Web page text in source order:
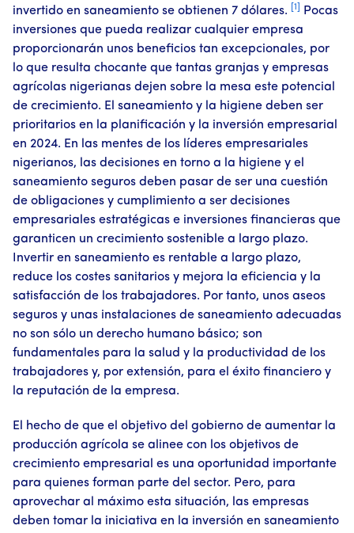
invertido en saneamiento se obtienen 7 dólares.
[1]
Pocas
inversiones que pueda realizar cualquier empresa
proporcionarán unos beneficios tan excepcionales, por
lo que resulta chocante que tantas granjas y empresas
agrícolas nigerianas dejen sobre la mesa este potencial
de crecimiento. El saneamiento y la higiene deben ser
prioritarios en la planificación y la inversión empresarial
en 2024. En las mentes de los líderes empresariales
nigerianos, las decisiones en torno a la higiene y el
saneamiento seguros deben pasar de ser una cuestión
de obligaciones y cumplimiento a ser decisiones
empresariales estratégicas e inversiones financieras que
garanticen un crecimiento sostenible a largo plazo.
Invertir en saneamiento es rentable a largo plazo,
reduce los costes sanitarios y mejora la eficiencia y la
satisfacción de los trabajadores. Por tanto, unos aseos
seguros y unas instalaciones de saneamiento adecuadas
no son sólo un derecho humano básico; son
fundamentales para la salud y la productividad de los
trabajadores y, por extensión, para el éxito financiero y
la reputación de la empresa.
El hecho de que el objetivo del gobierno de aumentar la
producción agrícola se alinee con los objetivos de
crecimiento empresarial es una oportunidad importante
para quienes forman parte del sector. Pero, para
aprovechar al máximo esta situación, las empresas
deben tomar la iniciativa en la inversión en saneamiento